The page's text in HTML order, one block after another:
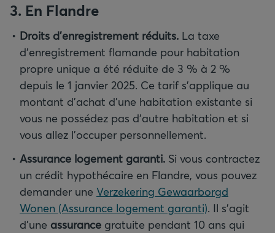
3. En Flandre
Droits d’enregistrement réduits. La taxe
d’enregistrement flamande pour habitation
propre unique a été réduite de 3 % à 2 %
depuis le 1 janvier 2025. Ce tarif s’applique au
montant d’achat d’une habitation existante si
vous ne possédez pas d’autre habitation et si
vous allez l’occuper personnellement.
Assurance logement garanti. Si vous contractez
un crédit hypothécaire en Flandre, vous pouvez
demander une Verzekering Gewaarborgd
Wonen (Assurance logement garanti). Il s’agit
d’une assurance gratuite pendant 10 ans qui